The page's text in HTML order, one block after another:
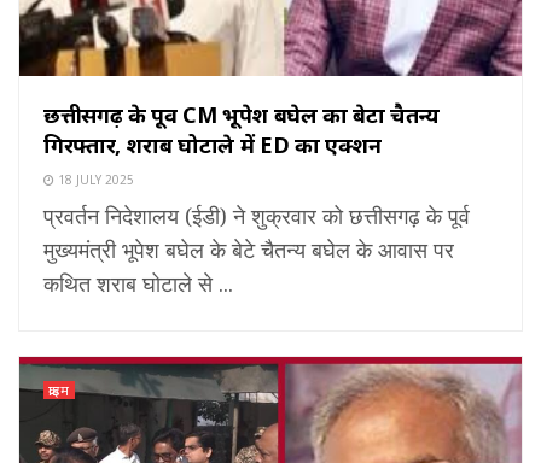
छत्तीसगढ़ के पूर्व CM भूपेश बघेल का बेटा चैतन्य
गिरफ्तार, शराब घोटाले में ED का एक्शन
18 JULY 2025
प्रवर्तन निदेशालय (ईडी) ने शुक्रवार को छत्तीसगढ़ के पूर्व
मुख्यमंत्री भूपेश बघेल के बेटे चैतन्य बघेल के आवास पर
कथित शराब घोटाले से ...
क्राइम